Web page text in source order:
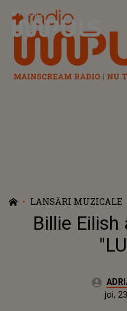
Radio Impuls
LANSĂRI MUZICALE
Billie Eilish
Autor:
joi,